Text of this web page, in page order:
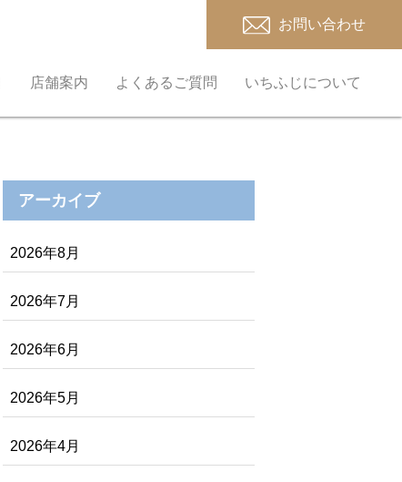
お問い合わせ
店舗案内 よくあるご質問 いちふじについて
アーカイブ
2026年8月
2026年7月
2026年6月
2026年5月
2026年4月